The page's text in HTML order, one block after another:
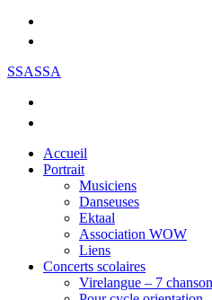
SSASSA
Accueil
Portrait
Musiciens
Danseuses
Ektaal
Association WOW
Liens
Concerts scolaires
Virelangue – 7